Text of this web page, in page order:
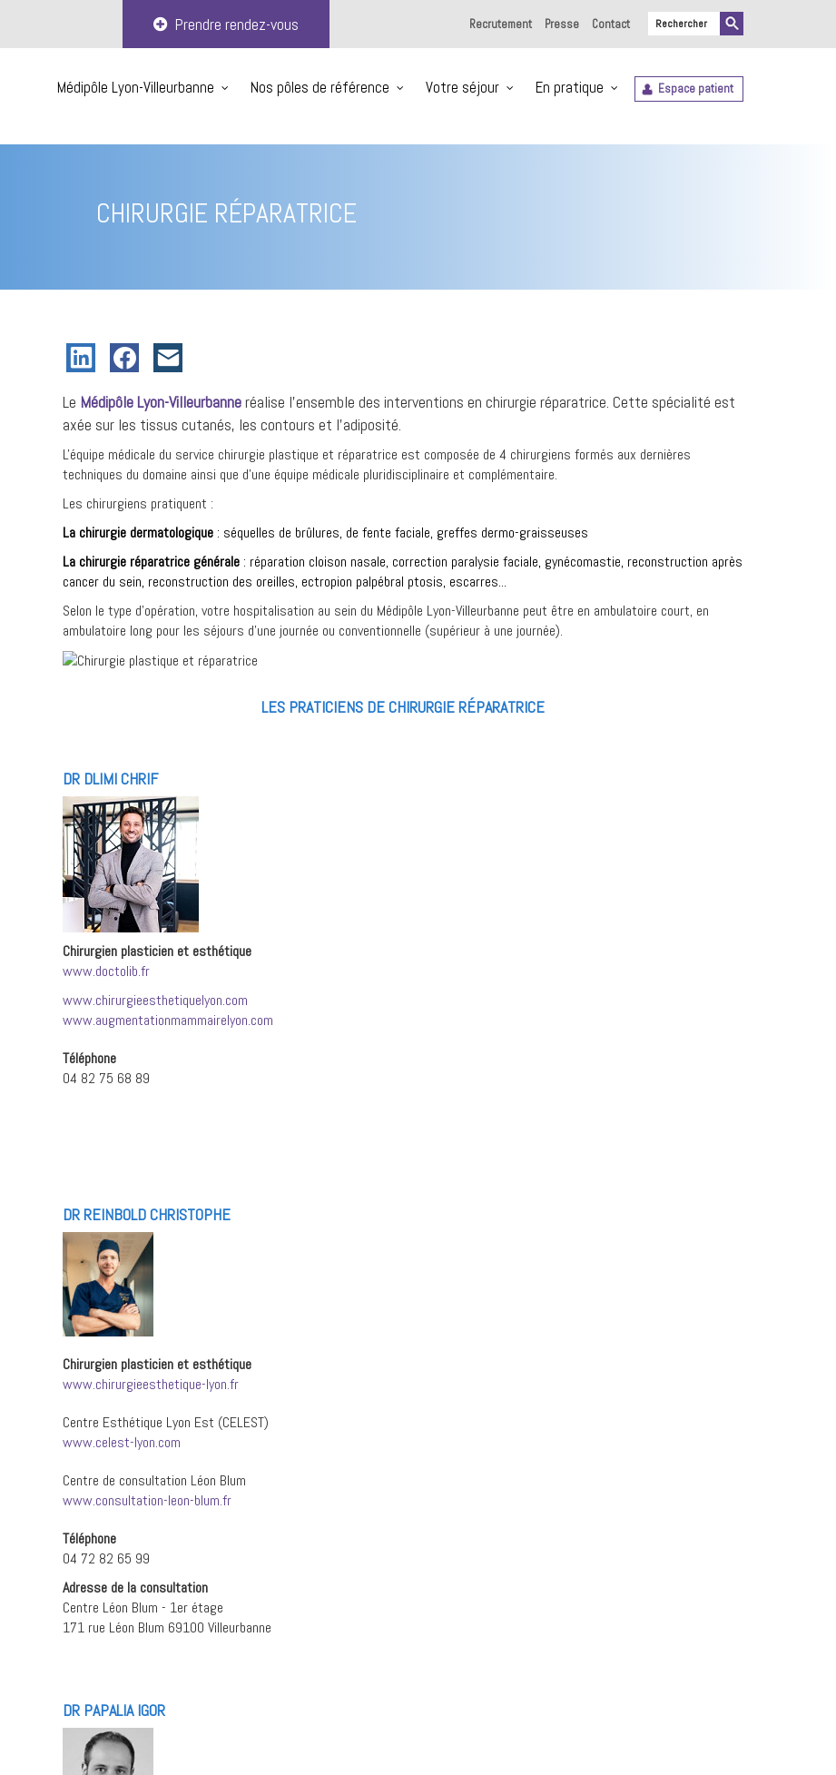
Prendre rendez-vous Recrutement Presse Contact
Médipôle Lyon-Villeurbanne Nos pôles de référence Votre séjour En pratique Espace patient
CHIRURGIE RÉPARATRICE
Le Médipôle Lyon-Villeurbanneréalise l'ensemble des interventions en chirurgie réparatrice. Cette spécialité est
axée sur les tissus cutanés, les contours et l'adiposité.
L'équipe médicale du service chirurgie plastique et réparatrice est composée de 4 chirurgiens formés aux dernières
techniques du domaine ainsi que d'une équipe médicale pluridisciplinaire et complémentaire.
Les chirurgiens pratiquent :
La chirurgie dermatologique : séquelles de brûlures, de fente faciale, greffes dermo-graisseuses
La chirurgie réparatrice générale : réparation cloison nasale, correction paralysie faciale, gynécomastie, reconstruction après
cancer du sein, reconstruction des oreilles, ectropion palpébral ptosis, escarres...
Selon le type d'opération, votre hospitalisation au sein du Médipôle Lyon-Villeurbanne peut être en ambulatoire court, en
ambulatoire long pour les séjours d'une journée ou conventionnelle (supérieur à une journée).
LES PRATICIENS DE CHIRURGIE RÉPARATRICE
DR DLIMI CHRIF
Chirurgien plasticien et esthétique
www.doctolib.fr
www.chirurgieesthetiquelyon.com
www.augmentationmammairelyon.com
Téléphone
04 82 75 68 89
DR REINBOLD CHRISTOPHE
Chirurgien plasticien et esthétique
www.chirurgieesthetique-lyon.fr
Centre Esthétique Lyon Est (CELEST)
www.celest-lyon.com
Centre de consultation Léon Blum
www.consultation-leon-blum.fr
Téléphone
04 72 82 65 99
Adresse de la consultation
Centre Léon Blum - 1er étage
171 rue Léon Blum 69100 Villeurbanne
DR PAPALIA IGOR